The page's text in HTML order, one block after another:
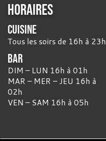
HORAIRES
CUISINE
Tous les soirs de 16h à 23h
BAR
DIM – LUN 16h à 01h
MAR – MER – JEU 16h à
02h
VEN – SAM 16h à 05h